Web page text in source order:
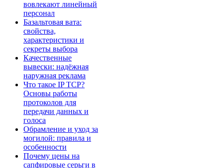
вовлекают линейный
персонал
Базальтовая вата:
свойства,
характеристики и
секреты выбора
Качественные
вывески: надёжная
наружная реклама
Что такое IP TCP?
Основы работы
протоколов для
передачи данных и
голоса
Обрамление и уход за
могилой: правила и
особенности
Почему цены на
сапфировые серьги в